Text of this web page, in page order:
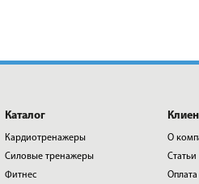
Каталог
Кардиотренажеры
Силовые тренажеры
Фитнес
О
Статьи
Оплата